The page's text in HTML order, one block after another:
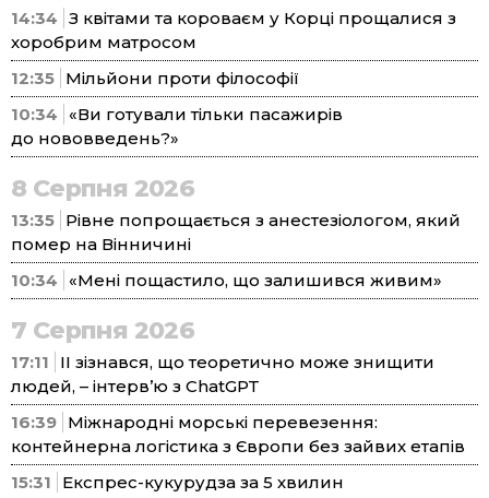
14:34 З квітами та короваєм у Корці прощалися з
хоробрим матросом
12:35 Мільйони проти філософії
10:34
«Ви готували тільки пасажирів
до нововведень?»
8 Серпня 2026
13:35 Рівне попрощається з анестезіологом, який
помер на Вінничині
10:34
«Мені пощастило, що залишився живим»
7 Серпня 2026
17:11
ІІ зізнався, що теоретично може знищити
людей, – інтерв’ю з ChatGPT
16:39 Міжнародні морські перевезення:
контейнерна логістика з Європи без зайвих етапів
15:31
Експрес-кукурудза за 5 хвилин